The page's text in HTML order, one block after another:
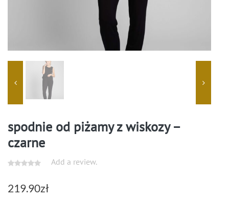
spodnie od piżamy z wiskozy –
czarne
Add a review.
219.90zł